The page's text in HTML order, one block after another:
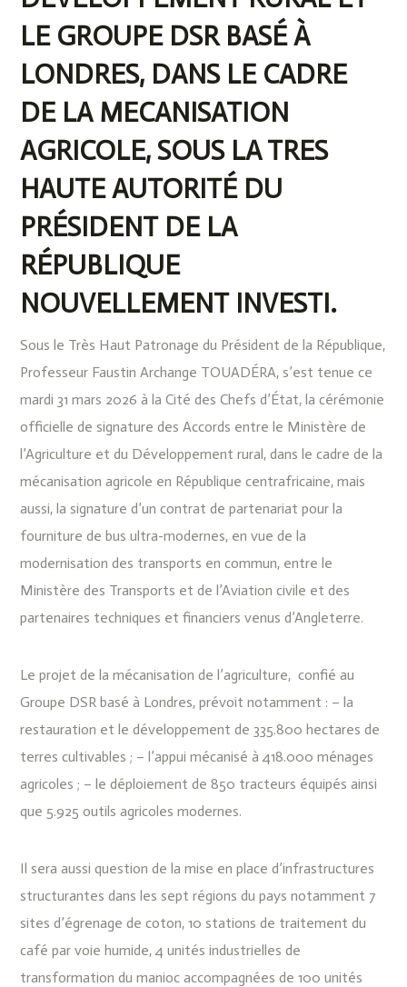
LE GROUPE DSR BASÉ À
LONDRES, DANS LE CADRE
DE LA MECANISATION
AGRICOLE, SOUS LA TRES
HAUTE AUTORITÉ DU
PRÉSIDENT DE LA
RÉPUBLIQUE
NOUVELLEMENT INVESTI.
Sous le Très Haut Patronage du Président de la République,
Professeur Faustin Archange TOUADÉRA, s’est tenue ce
mardi 31 mars 2026 à la Cité des Chefs d’État, la cérémonie
officielle de signature des Accords entre le Ministère de
l’Agriculture et du Développement rural, dans le cadre de la
mécanisation agricole en République centrafricaine, mais
aussi, la signature d’un contrat de partenariat pour la
fourniture de bus ultra-modernes, en vue de la
modernisation des transports en commun, entre le
Ministère des Transports et de l’Aviation civile et des
partenaires techniques et financiers venus d’Angleterre.
Le projet de la mécanisation de l’agriculture, confié au
Groupe DSR basé à Londres, prévoit notamment : – la
restauration et le développement de 335.800 hectares de
terres cultivables ; – l’appui mécanisé à 418.000 ménages
agricoles ; – le déploiement de 850 tracteurs équipés ainsi
que 5.925 outils agricoles modernes.
‎Il sera aussi question de la mise en place d’infrastructures
structurantes dans les sept régions du pays notamment 7
sites d’égrenage de coton, 10 stations de traitement du
café par voie humide, 4 unités industrielles de
transformation du manioc accompagnées de 100 unités